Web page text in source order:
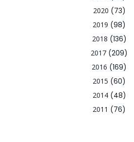
2020 (73)
2019 (98)
2018 (136)
2017 (209)
2016 (169)
2015 (60)
2014(48)
2011 (76)